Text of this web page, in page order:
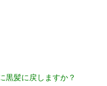
黒髪に戻しますか？